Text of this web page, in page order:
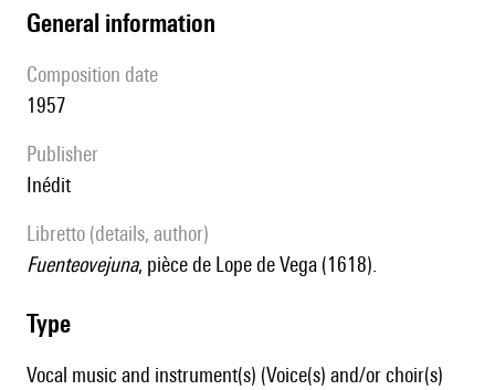
general information
composition date
1957
publisher
Inédit
Libretto (details, author)
Fuenteovejuna, pièce de Lope de Vega (1618).
type
Vocal music and instrument(s) (Voice(s) and/or choir(s)